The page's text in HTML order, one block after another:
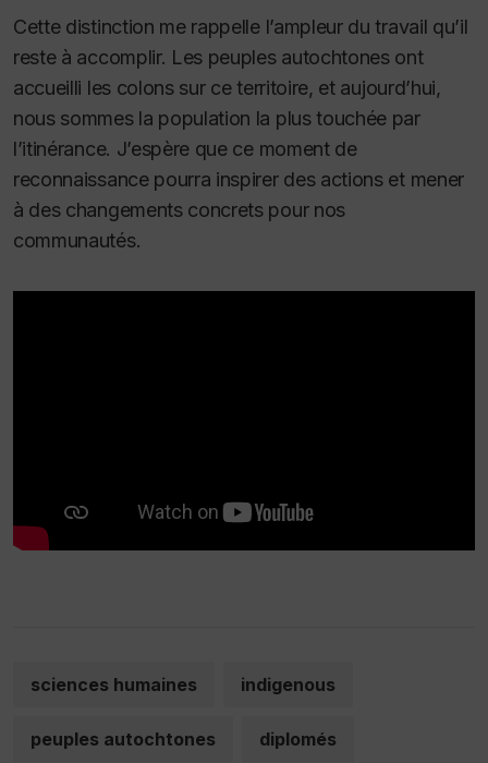
Cette distinction me rappelle l’ampleur du travail qu’il
reste à accomplir. Les peuples autochtones ont
accueilli les colons sur ce territoire, et aujourd’hui,
nous sommes la population la plus touchée par
l’itinérance. J’espère que ce moment de
reconnaissance pourra inspirer des actions et mener
à des changements concrets pour nos
communautés.
sciences humaines indigenous
peuples autochtones diplomés